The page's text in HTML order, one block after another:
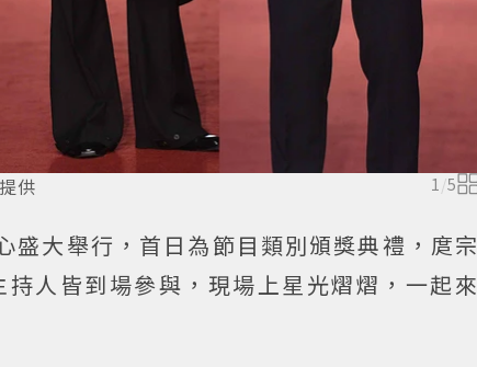
供 1 /5
盛大舉行，首日為節目類別頒獎典禮，庹宗
人皆到場參與，現場上星光熠熠，一起來